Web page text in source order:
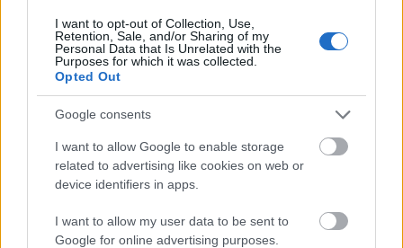
I want to opt-out of Collection, Use,
Retention, Sale, and/or Sharing of my
Personal Data that Is Unrelated with the
Purposes for which it was collected.
Opted Out
Google consents
I want to allow Google to enable storage
related to advertising like cookies on web or
device identifiers in apps.
I want to allow my user data to be sent to
Google for online advertising purposes.
Application deadline
10.03
Becas similares
Universia Foundation - Master Scholarships for the